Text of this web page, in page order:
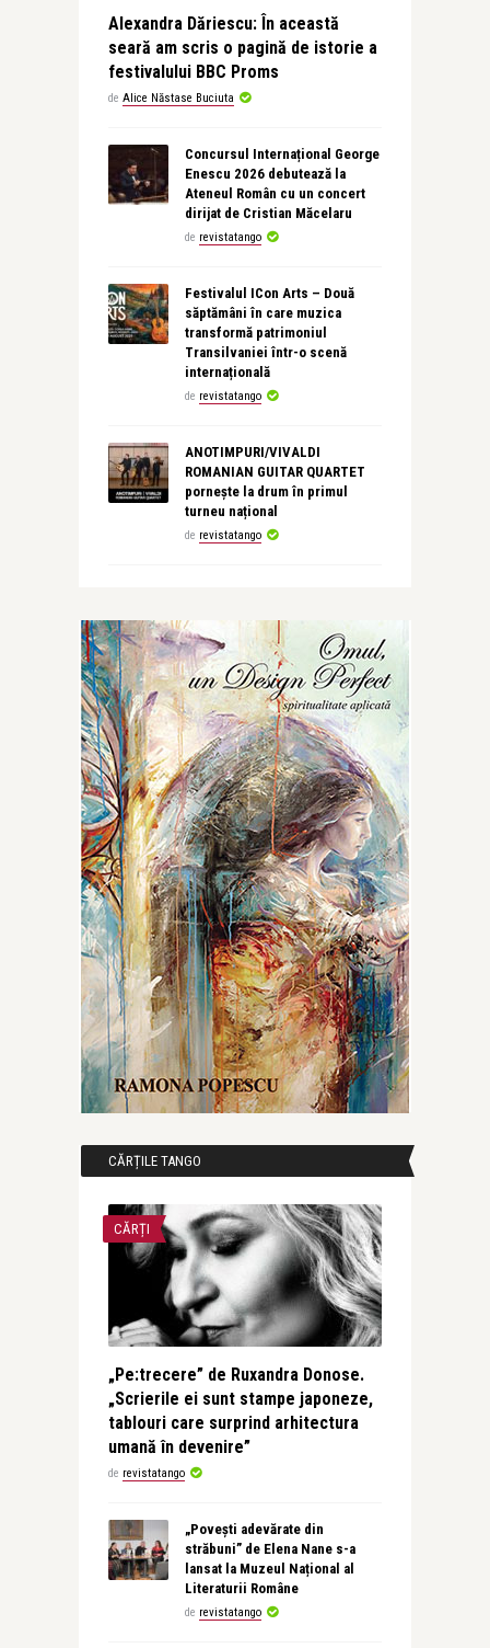
Alexandra Dăriescu: În această
seară am scris o pagină de istorie a
festivalului BBC Proms
de Alice Năstase Buciuta
Concursul Internațional George
Enescu 2026 debutează la
Ateneul Român cu un concert
dirijat de Cristian Măcelaru
de revistatango
Festivalul ICon Arts – Două
săptămâni în care muzica
transformă patrimoniul
Transilvaniei într-o scenă
internațională
de revistatango
ANOTIMPURI/VIVALDI
ROMANIAN GUITAR QUARTET
pornește la drum în primul
turneu național
de revistatango
CĂRȚILE TANGO
CĂRȚI
„Pe:trecere” de Ruxandra Donose.
„Scrierile ei sunt stampe japoneze,
tablouri care surprind arhitectura
umană în devenire”
de revistatango
„Povești adevărate din
străbuni” de Elena Nane s-a
lansat la Muzeul Național al
Literaturii Române
de revistatango